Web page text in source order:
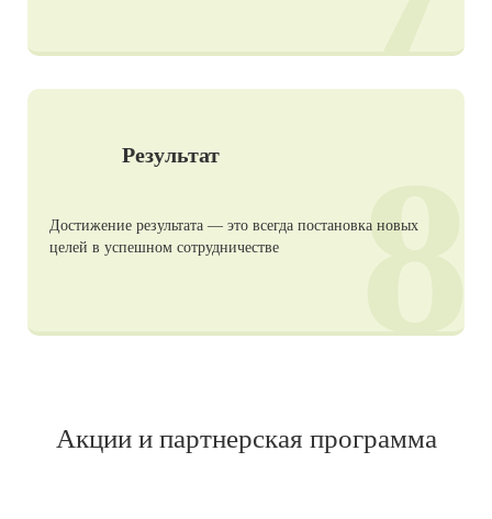
Результат
Достижение результата — это всегда постановка новых
целей в успешном сотрудничестве
8
Акции и партнерская программа